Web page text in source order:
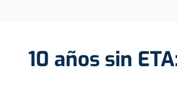
10 años sin